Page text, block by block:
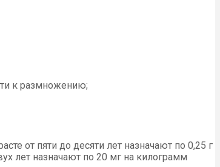
к размножению;
от пяти до десяти лет назначают по 0,25 г
лет назначают по 20 мг на килограмм